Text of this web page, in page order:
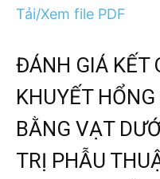
Tải/Xem file PDF
ĐÁNH GIÁ KẾT
KHUYẾT
BẰNG VẠT
TRỊ PHẪU